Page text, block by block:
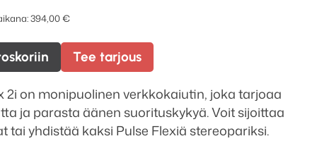
394,00€
Tee tarjous
2i on monipuolinen verkkokaiutin, joka tarjoaa
ja parasta äänen suorituskykyä. Voit sijoittaa
tai yhdistää kaksi Pulse Flexiä stereopariksi.